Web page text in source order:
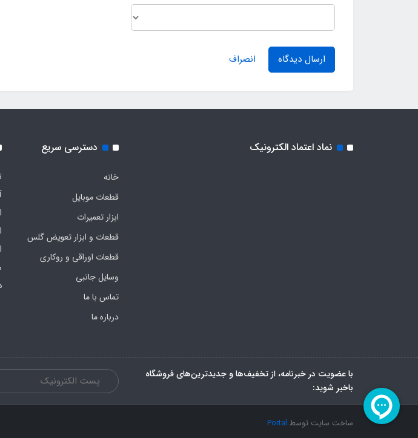
ارسال دیدگاه انصراف
نماد اعتماد الکترونیک دسترسی سریع
خانه
قطعات موبایل
ابزار تعمیرات
قطعات و ابزار تعویض گلس
قطعات اوراقی و روکاری
وسایل جانبی
تماس با ما
درباره ما
با عضویت در خبرنامه، از تخفیف‌ها و جدیدترین‌های فروشگاه
باخبر شوید:
ساخت سایت توسط Portal